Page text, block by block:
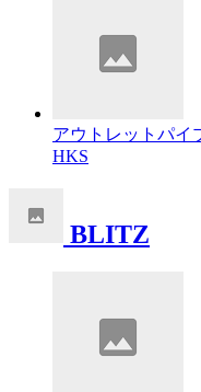
アウトレットパイ
HKS
BLITZ